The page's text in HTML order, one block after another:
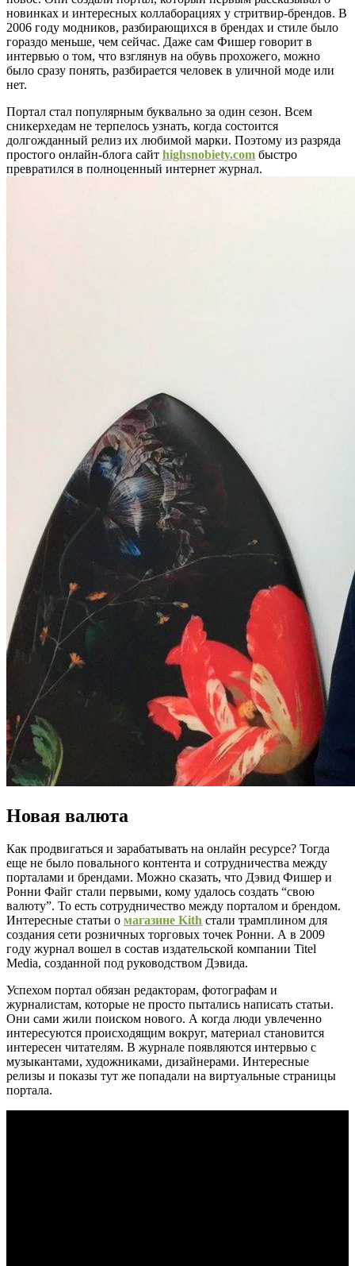
новинках и интересных коллаборациях у стритвир-брендов. В
2006 году модников, разбирающихся в брендах и стиле было
гораздо меньше, чем сейчас. Даже сам Фишер говорит в
интервью о том, что взглянув на обувь прохожего, можно
было сразу понять, разбирается человек в уличной моде или
нет.
Портал стал популярным буквально за один сезон. Всем
сникерхедам не терпелось узнать, когда состоится
долгожданный релиз их любимой марки. Поэтому из разряда
простого онлайн-блога сайт highsnobiety.com быстро
превратился в полноценный интернет журнал.
Новая валюта
Как продвигаться и зарабатывать на онлайн ресурсе? Тогда
еще не было повального контента и сотрудничества между
порталами и брендами. Можно сказать, что Дэвид Фишер и
Ронни Файг стали первыми, кому удалось создать “свою
валюту”. То есть сотрудничество между порталом и брендом.
Интересные статьи о магазине Kith стали трамплином для
создания сети розничных торговых точек Ронни. А в 2009
году журнал вошел в состав издательской компании Titel
Media, созданной под руководством Дэвида.
Успехом портал обязан редакторам, фотографам и
журналистам, которые не просто пытались написать статьи.
Они сами жили поиском нового. А когда люди увлеченно
интересуются происходящим вокруг, материал становится
интересен читателям. В журнале появляются интервью с
музыкантами, художниками, дизайнерами. Интересные
релизы и показы тут же попадали на виртуальные страницы
портала.